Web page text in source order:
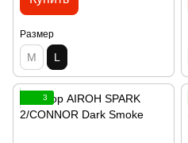
Размер
M L
3